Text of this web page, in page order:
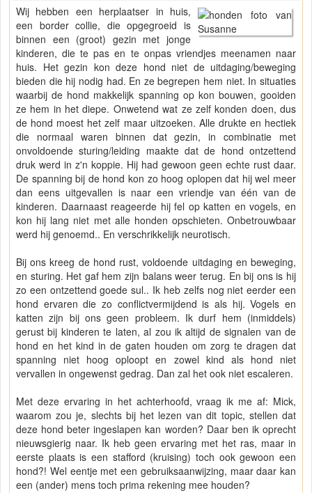
Wij hebben een herplaatser in huis,
een border collie, die opgegroeid is
binnen een (groot) gezin met jonge
kinderen, die te pas en te onpas vriendjes meenamen naar
huis. Het gezin kon deze hond niet de uitdaging/beweging
bieden die hij nodig had. En ze begrepen hem niet. In situaties
waarbij de hond makkelijk spanning op kon bouwen, gooiden
ze hem in het diepe. Onwetend wat ze zelf konden doen, dus
de hond moest het zelf maar uitzoeken. Alle drukte en hectiek
die normaal waren binnen dat gezin, in combinatie met
onvoldoende sturing/leiding maakte dat de hond ontzettend
druk werd in z'n koppie. Hij had gewoon geen echte rust daar.
De spanning bij de hond kon zo hoog oplopen dat hij wel meer
dan eens uitgevallen is naar een vriendje van één van de
kinderen. Daarnaast reageerde hij fel op katten en vogels, en
kon hij lang niet met alle honden opschieten. Onbetrouwbaar
werd hij genoemd.. En verschrikkelijk neurotisch.
Bij ons kreeg de hond rust, voldoende uitdaging en beweging,
en sturing. Het gaf hem zijn balans weer terug. En bij ons is hij
zo een ontzettend goede sul.. Ik heb zelfs nog niet eerder een
hond ervaren die zo conflictvermijdend is als hij. Vogels en
katten zijn bij ons geen probleem. Ik durf hem (inmiddels)
gerust bij kinderen te laten, al zou ik altijd de signalen van de
hond en het kind in de gaten houden om zorg te dragen dat
spanning niet hoog oploopt en zowel kind als hond niet
vervallen in ongewenst gedrag. Dan zal het ook niet escaleren.
Met deze ervaring in het achterhoofd, vraag ik me af: Mick,
waarom zou je, slechts bij het lezen van dit topic, stellen dat
deze hond beter ingeslapen kan worden? Daar ben ik oprecht
nieuwsgierig naar. Ik heb geen ervaring met het ras, maar in
eerste plaats is een stafford (kruising) toch ook gewoon een
hond?! Wel eentje met een gebruiksaanwijzing, maar daar kan
een (ander) mens toch prima rekening mee houden?